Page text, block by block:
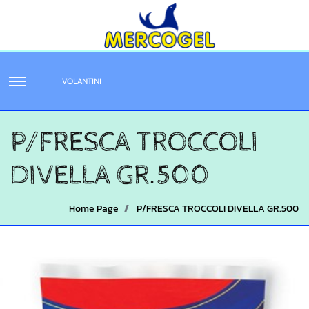
VOLANTINI
P/FRESCA TROCCOLI
DIVELLA GR.500
Home Page P/FRESCA TROCCOLI DIVELLA GR.500